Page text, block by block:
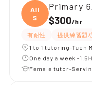
All
S
Primary
$300/hr
有耐性 提供練習題/
1 to 1 tutoring-Tuen
One day a week -
Female tutor-